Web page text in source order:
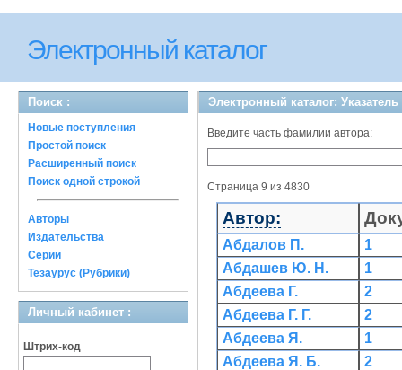
Электронный каталог
Поиск :
Новые поступления
Простой поиск
Расширенный поиск
Поиск одной строкой
Авторы
Издательства
Серии
Тезаурус (Рубрики)
Личный кабинет :
Штрих-код
Электронный каталог:
Введите часть фамилии автора:
Страница 9 из 4830
Автор:
Абдалов П.
1
Абдашев Ю. Н.
1
Абдеева Г.
2
Абдеева Г. Г.
2
Абдеева Я.
1
Абдеева Я. Б.
2